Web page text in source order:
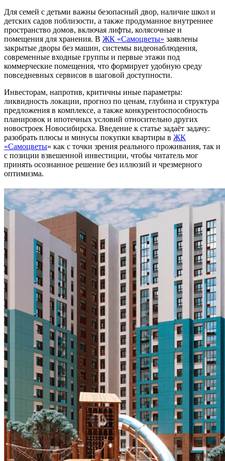
Для семей с детьми важны безопасный двор, наличие школ и
детских садов поблизости, а также продуманное внутреннее
пространство домов, включая лифты, колясочные и
помещения для хранения. В ЖК «Самоцветы» заявлены
закрытые дворы без машин, системы видеонаблюдения,
современные входные группы и первые этажи под
коммерческие помещения, что формирует удобную среду
повседневных сервисов в шаговой доступности.
Инвесторам, напротив, критичны иные параметры:
ликвидность локации, прогноз по ценам, глубина и структура
предложения в комплексе, а также конкурентоспособность
планировок и ипотечных условий относительно других
новостроек Новосибирска. Введение к статье задаёт задачу:
разобрать плюсы и минусы покупки квартиры в ЖК
«Самоцветы» как с точки зрения реального проживания, так и
с позиции взвешенной инвестиции, чтобы читатель мог
принять осознанное решение без иллюзий и чрезмерного
оптимизма.